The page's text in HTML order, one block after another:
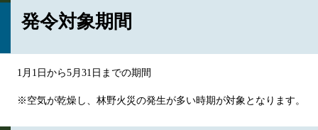
発令対象期間
1月1日から5月31日までの期間
※空気が乾燥し、林野火災の発生が多い時期が対象となります。